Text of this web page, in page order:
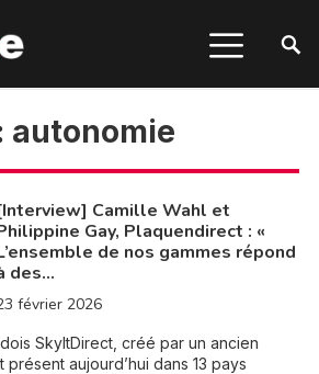
autonomie
Camille Wahl et
Gay, Plaquendirect : «
de nos gammes répond
des…
février 2026
SkyltDirect, créé par un ancien
aujourd’hui dans 13 pays